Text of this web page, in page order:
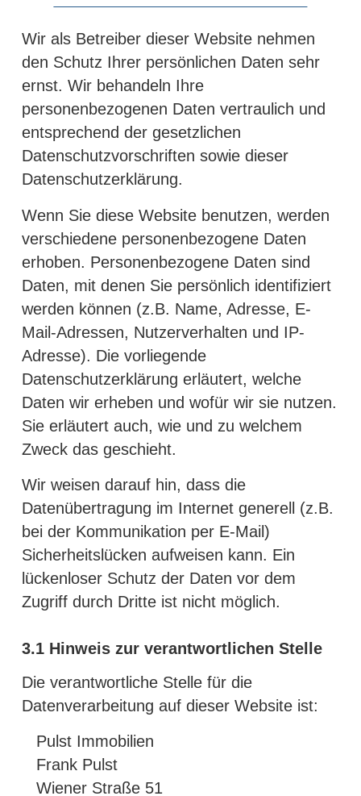
Wir als Betreiber dieser Website nehmen
den Schutz Ihrer persönlichen Daten sehr
ernst. Wir behandeln Ihre
personenbezogenen Daten vertraulich und
entsprechend der gesetzlichen
Datenschutzvorschriften sowie dieser
Datenschutzerklärung.
Wenn Sie diese Website benutzen, werden
verschiedene personenbezogene Daten
erhoben. Personenbezogene Daten sind
Daten, mit denen Sie persönlich identifiziert
werden können (z.B. Name, Adresse, E-
Mail-Adressen, Nutzerverhalten und IP-
Adresse). Die vorliegende
Datenschutzerklärung erläutert, welche
Daten wir erheben und wofür wir sie nutzen.
Sie erläutert auch, wie und zu welchem
Zweck das geschieht.
Wir weisen darauf hin, dass die
Datenübertragung im Internet generell (z.B.
bei der Kommunikation per E-Mail)
Sicherheitslücken aufweisen kann. Ein
lückenloser Schutz der Daten vor dem
Zugriff durch Dritte ist nicht möglich.
3.1 Hinweis zur verantwortlichen Stelle
Die verantwortliche Stelle für die
Datenverarbeitung auf dieser Website ist:
Pulst Immobilien
Frank Pulst
Wiener Straße 51